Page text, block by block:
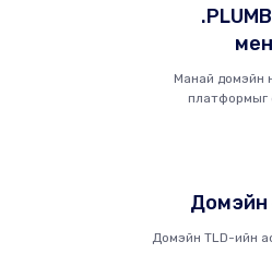
Манай домэйн
платформыг
Домэйн
Домэйн TLD-ийн